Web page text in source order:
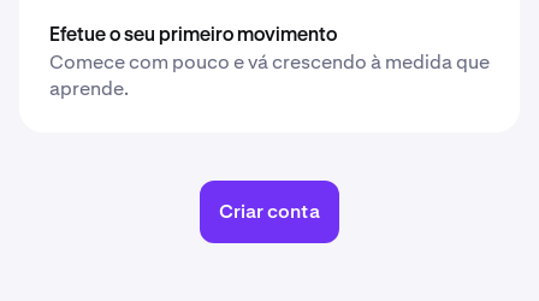
Efetue o seu primeiro movimento
Comece com pouco e vá crescendo à medida que
aprende.
Criar conta